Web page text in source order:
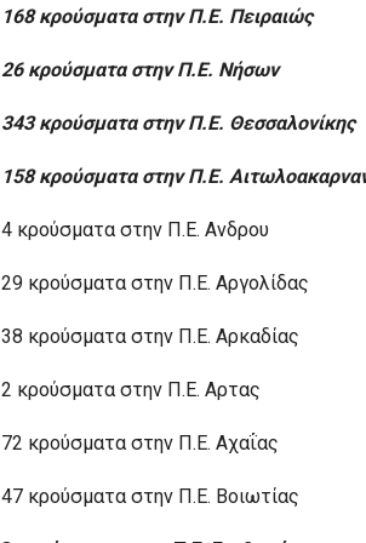
168 κρούσματα στην Π.Ε. Πειραιώς
26 κρούσματα στην Π.Ε. Νήσων
343 κρούσματα στην Π.Ε. Θεσσαλονίκης
158 κρούσματα στην Π.Ε.
4 κρούσματα στην Π.Ε. Ανδρου
29 κρούσματα στην Π.Ε. Αργολίδας
38 κρούσματα στην Π.Ε. Αρκαδίας
2 κρούσματα στην Π.Ε. Αρτας
72 κρούσματα στην Π.Ε. Αχαΐας
47 κρούσματα στην Π.Ε. Βοιωτίας